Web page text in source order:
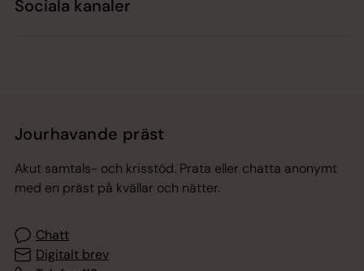
Sociala kanaler
Jourhavande präst
Akut samtals- och krisstöd. Prata eller chatta anonymt
med en präst på kvällar och nätter.
Chatt
Digitalt brev